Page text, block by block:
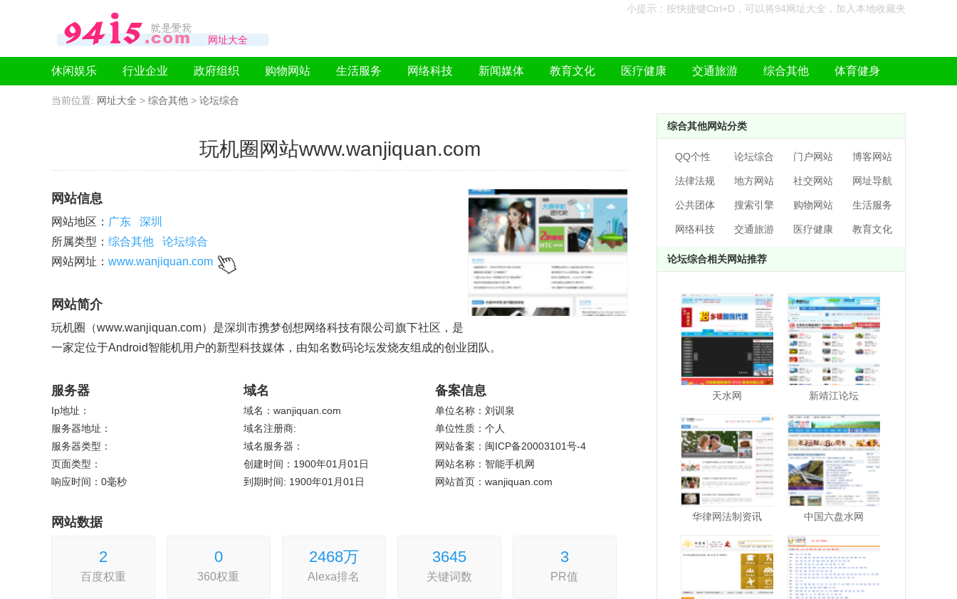
网址大全
小提示：按快捷键Ctrl+D，可以将94网址大全，加入本地收藏夹
休闲娱乐 行业企业 政府组织 购物网站 生活服务 网络科技 新闻媒体 教育文化 医疗健康 交通旅游 综合其他 体育健身
当前位置: 网址大全 > 综合其他 > 论坛综合
玩机圈网站www.wanjiquan.com
网站信息
网站地区： 广东
深圳
所属类型： 综合其他
论坛综合
网站网址： www.wanjiquan.com
网站简介
玩机圈（www.wanjiquan.com）是深圳市携梦创想网络科技有限公司旗下社区，是
一家定位于Android智能机用户的新型科技媒体，由知名数码论坛发烧友组成的创业团队。
服务器
Ip地址：
服务器地址：
服务器类型：
页面类型：
响应时间：0毫秒
域名
域名：wanjiquan.com
域名注册商:
域名服务器：
创建时间：1900年01月01日
到期时间: 1900年01月01日
备案信息
单位名称：刘训泉
单位性质：个人
网站备案：闽ICP备20003101号-4
网站名称：智能手机网
网站首页：wanjiquan.com
网站数据
2
百度权重
0
360权重
2468万
Alexa排名
3645
关键词数
3
PR值
综合其他网站分类
QQ个性 论坛综合 门户网站 博客网站
法律法规 地方网站 社交网站 网址导航
公共团体 搜索引擎 购物网站 生活服务
网络科技 交通旅游 医疗健康 教育文化
论坛综合相关网站推荐
天水网 新靖江论坛
华律网法制资讯 中国六盘水网